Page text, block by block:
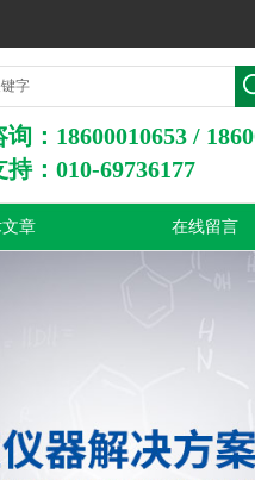
：18600010653 /
：010-69736177
章 在线留言